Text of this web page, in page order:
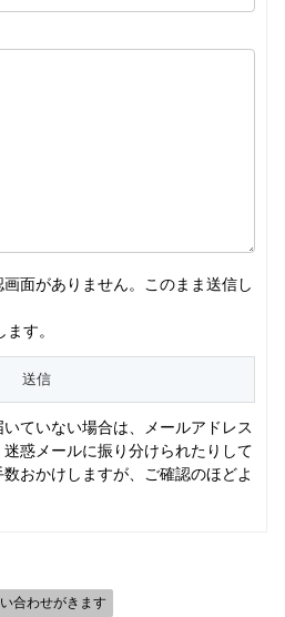
面がありません。このまま送信し
す。
ていない場合は、メールアドレス
惑メールに振り分けられたりして
おかけしますが、ご確認のほどよ
合わせがきます